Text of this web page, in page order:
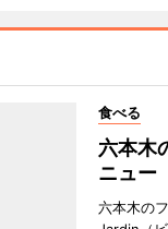
食べる
六本木
ニュー
六本木の